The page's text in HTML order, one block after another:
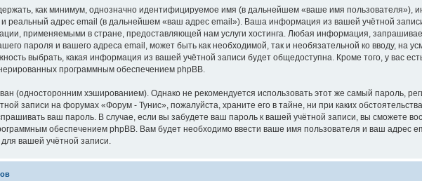
как минимум, однозначно идентифицируемое имя (в дальнейшем «ваше имя пользователя»),
реальный адрес email (в дальнейшем «ваш адрес email»). Ваша информация из вашей учётной
применяемыми в стране, предоставляющей нам услуги хостинга. Любая информация,
пароля и вашего адреса email, может быть как необходимой, так и необязательной ко вводу, на
выбрать, какая информация из вашей учётной записи будет общедоступна. Кроме того, у вас
программным обеспечением phpBB.
(односторонним хэшированием). Однако не рекомендуется использовать этот же самый пароль,
записи на форумах «Форум - Тунис», пожалуйста, храните его в тайне, ни при каких
ваш пароль. В случае, если вы забудете ваш пароль к вашей учётной записи, вы сможете
обеспечением phpBB. Вам будет необходимо ввести ваше имя пользователя и ваш адрес
вашей учётной записи.